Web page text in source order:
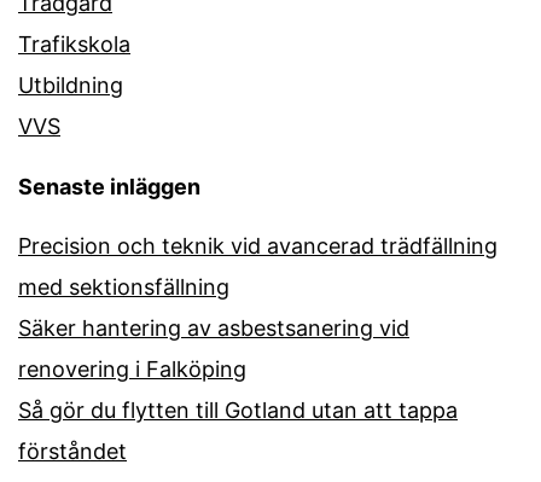
Trafikskola
Utbildning
VVS
Senaste inläggen
Precision och teknik vid avancerad trädfällning
med sektionsfällning
Säker hantering av asbestsanering vid
renovering i Falköping
Så gör du flytten till Gotland utan att tappa
förståndet